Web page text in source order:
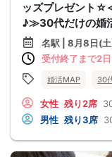
ッズプレゼント
♪≫30代だけの婚
名駅 | 8月8日(
受付終了まで2日
婚活MAP 30
女性 残り2席
男性 残り3席